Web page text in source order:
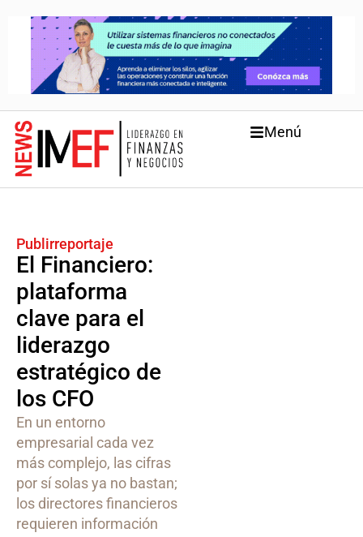
Menú
Publirreportaje
El Financiero:
plataforma
clave para el
liderazgo
estratégico de
los CFO
En un entorno
empresarial cada vez
más complejo, las cifras
por sí solas ya no bastan;
los directores financieros
requieren información